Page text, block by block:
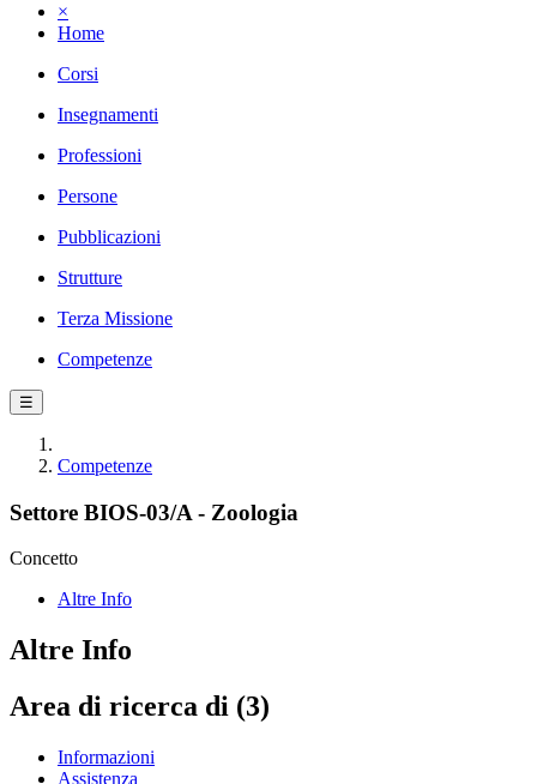
×
Home
Corsi
Insegnamenti
Professioni
Persone
Pubblicazioni
Strutture
Terza Missione
Competenze
☰
Competenze
Settore BIOS-03/A - Zoologia
Concetto
Altre Info
Altre Info
Area di ricerca di (3)
Informazioni
Assistenza